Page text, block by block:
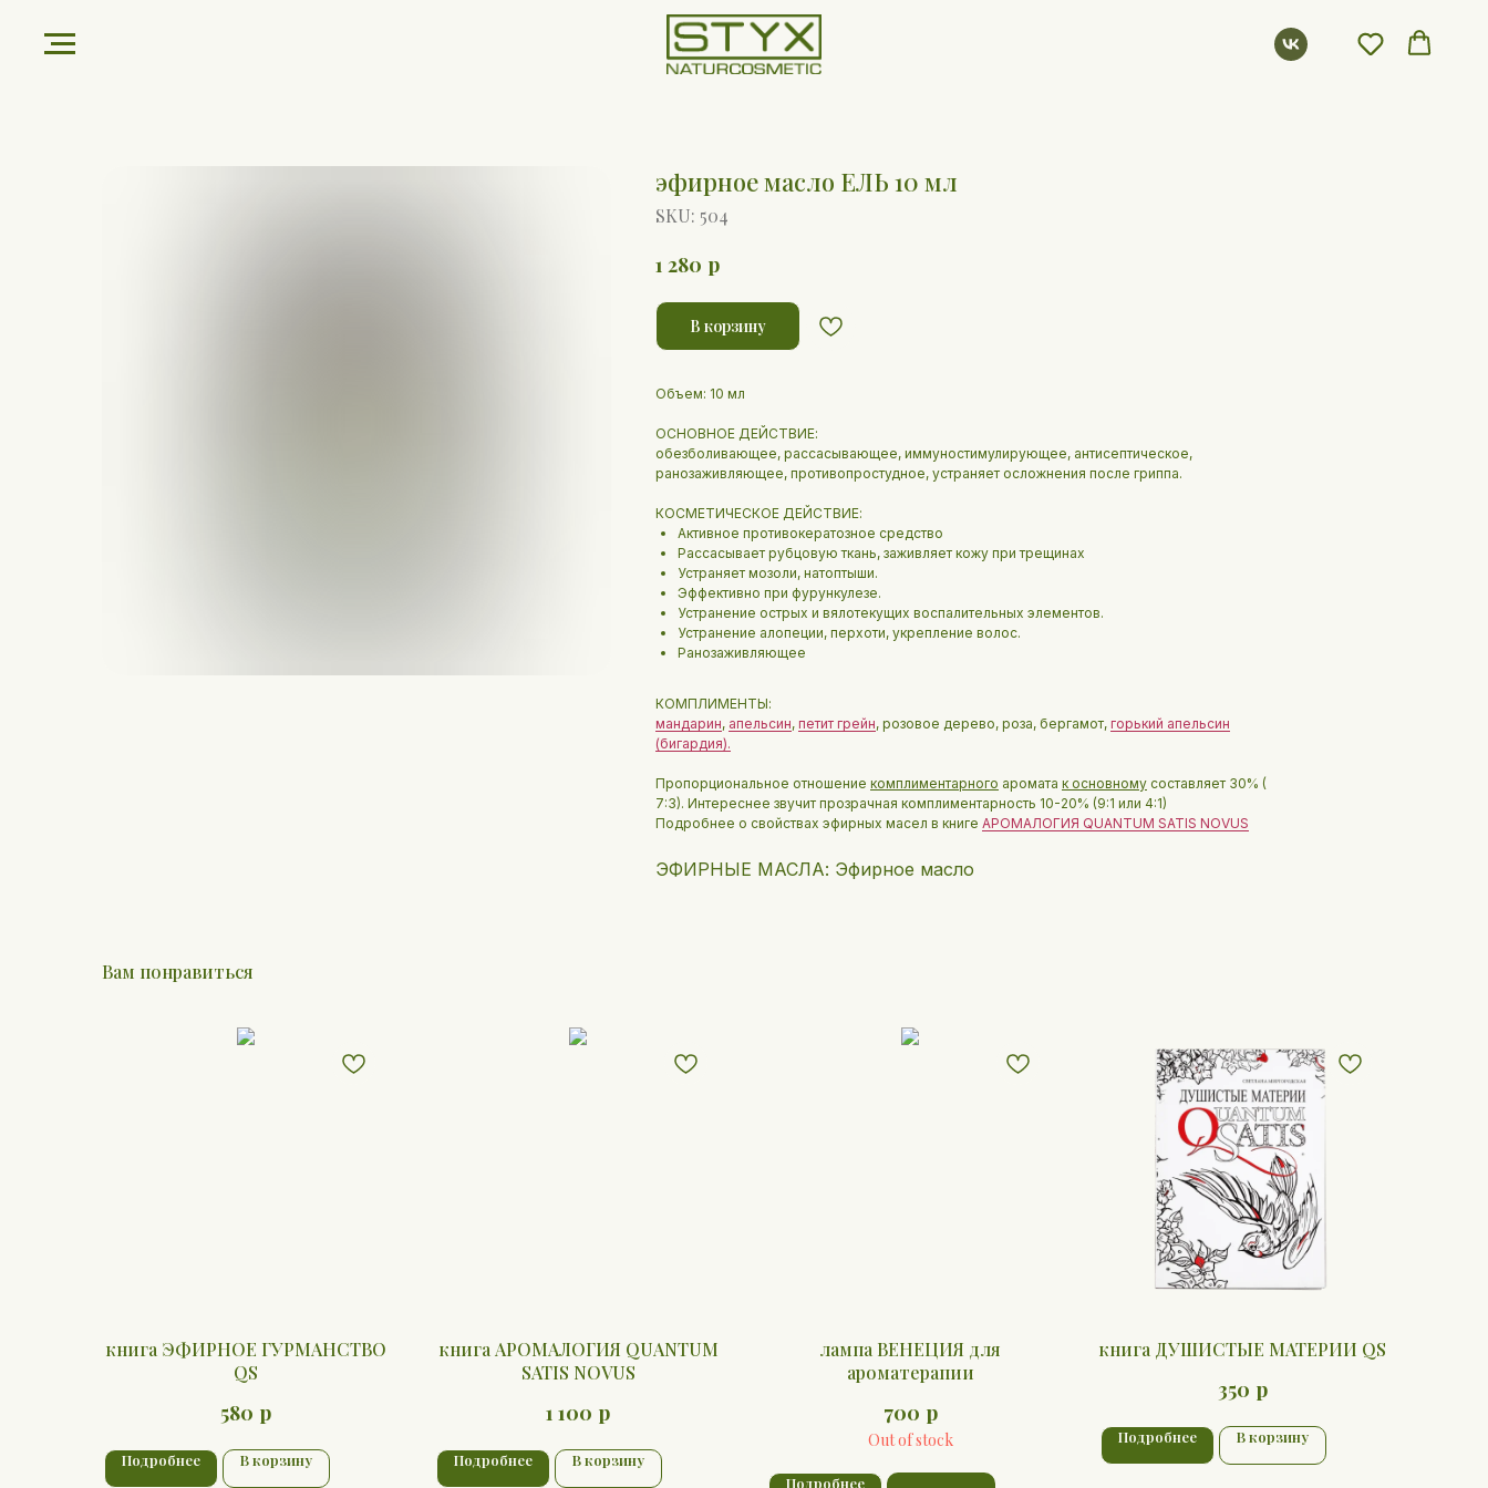
эфирное масло ЕЛЬ 10 мл
SKU: 504
1 280 р
В корзину
Объем: 10 мл
ОСНОВНОЕ ДЕЙСТВИЕ:
обезболивающее, рассасывающее, иммуностимулирующее, антисептическое,
ранозаживляющее, противопростудное, устраняет осложнения после гриппа.
КОСМЕТИЧЕСКОЕ ДЕЙСТВИЕ:
Активное противокератозное средство
Рассасывает рубцовую ткань, заживляет кожу при трещинах
Устраняет мозоли, натоптыши.
Эффективно при фурункулезе.
Устранение острых и вялотекущих воспалительных элементов.
Устранение алопеции, перхоти, укрепление волос.
Ранозаживляющее
КОМПЛИМЕНТЫ:
мандарин, апельсин, петит грейн, розовое дерево, роза, бергамот, горький апельсин
(бигардия).
Пропорциональное отношение комплиментарного аромата к основному составляет 30% (
7:3). Интереснее звучит прозрачная комплиментарность 10-20% (9:1 или 4:1)
Подробнее о свойствах эфирных масел в книге АРОМАЛОГИЯ QUANTUM SATIS NOVUS
ЭФИРНЫЕ МАСЛА: Эфирное масло
Вам понравиться
книга ЭФИРНОЕ ГУРМАНСТВО
QS
580 р
Подробнее В корзину
книга АРОМАЛОГИЯ QUANTUM
SATIS NOVUS
1 100 р
Подробнее В корзину
лампа ВЕНЕЦИЯ для
ароматерапии
700 р
Out of stock
Подробнее
книга ДУШИСТЫЕ МАТЕРИИ QS
350 р
Подробнее В корзину